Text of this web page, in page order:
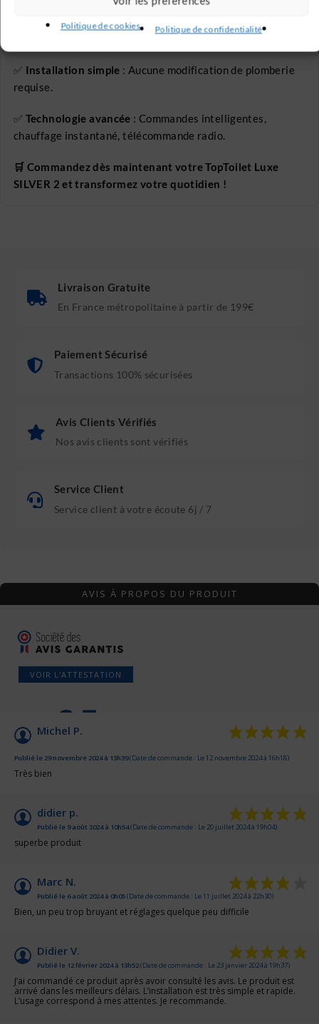
Politique de cookies Politique de confidentialité
Hygiène maximale: Lavage à l’eau, séchage,
désodorisation, buse autonettoyante.
✅ Installation simple : Aucune modification de plomberie
requise.
✅ Technologie avancée : Commandes intelligentes,
chauffage instantané, télécommande radio.
🛒 Commandez dès maintenant votre TopToilet Luxe
SILVER 2 et transformez votre quotidien !
Livraison Gratuite
En France métropolitaine à partir de 199€
Paiement Sécurisé
Transactions 100% sécurisées
Avis Clients Vérifiés
Nos avis clients sont vérifiés
Service Client
Service client à votre écoute 6j / 7
AVIS À PROPOS DU PRODUIT
VOIR L'ATTESTATION
9.5
Basé sur 33 avis
Michel P.
Publié le 29 novembre 2024 à 13h39(Date de commande : Le 12 novembre 2024 à 16h18)
Très bien
didier p.
Publié le 9 août 2024 à 10h54(Date de commande : Le 20 juillet 2024 à 19h04)
superbe produit
Marc N.
Publié le 6 août 2024 à 0h05(Date de commande : Le 11 juillet 2024 à 22h30)
Bien, un peu trop bruyant et réglages quelque peu difficile
Didier V.
Publié le 12 février 2024 à 13h52(Date de commande : Le 23 janvier 2024 à 19h37)
J’ai commandé ce produit après avoir consulté les avis. Le produit est
arrivé dans les meilleurs délais. L’installation est très simple et rapide.
L’usage correspond à mes attentes. Je recommande.